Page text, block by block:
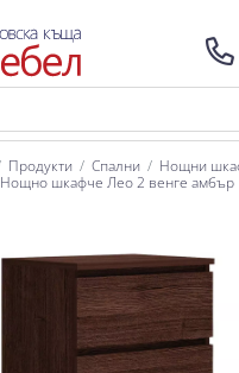
Продукти Спални
Нощни
Нощно шкафче Лео 2 венге амбър